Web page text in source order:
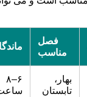
فصل
مناسب
بهار،
تابستان
۶–۸